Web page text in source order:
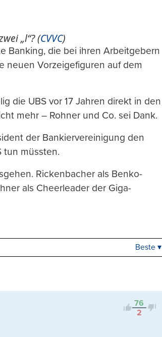
„l“? (CVVC)
Banking, die bei ihren Arbeitgebern
neuen Vorzeigefiguren auf dem
die UBS vor 17 Jahren direkt in den
mehr – Rohner und Co. sei Dank.
der Bankiervereinigung den
tun müssten.
Rickenbacher als Benko-
als Cheerleader der Giga-
Kontrovers
Beste ▾
76
2